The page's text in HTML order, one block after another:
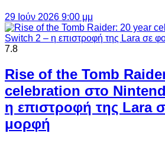
29 Ιούν 2026 9:00 μμ
7.8
Rise of the Tomb
celebration στο
η επιστροφή της Lara
μορφή